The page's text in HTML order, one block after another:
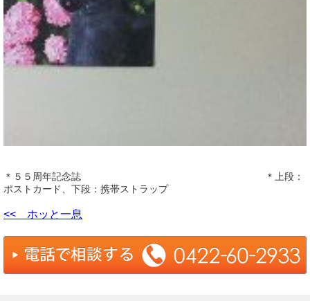
＊５５周年記念誌 ＊上段：
ポストカード、下段：携帯ストラップ
<< ホッと一息